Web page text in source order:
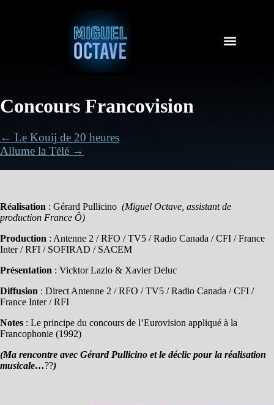
Concours Francovision
← Le Kouij de 20 heures
Allume la Télé →
Réalisation : Gérard Pullicino (Miguel Octave, assistant de
production France Ô)
Production : Antenne 2 / RFO / TV5 / Radio Canada / CFI / France
Inter / RFI / SOFIRAD / SACEM
Présentation : Vicktor Lazlo & Xavier Deluc
Diffusion : Direct Antenne 2 / RFO / TV5 / Radio Canada / CFI /
France Inter / RFI
Notes : Le principe du concours de l’Eurovision appliqué à la
Francophonie (1992)
(Ma rencontre avec Gérard Pullicino et le déclic pour la réalisation
musicale…??)